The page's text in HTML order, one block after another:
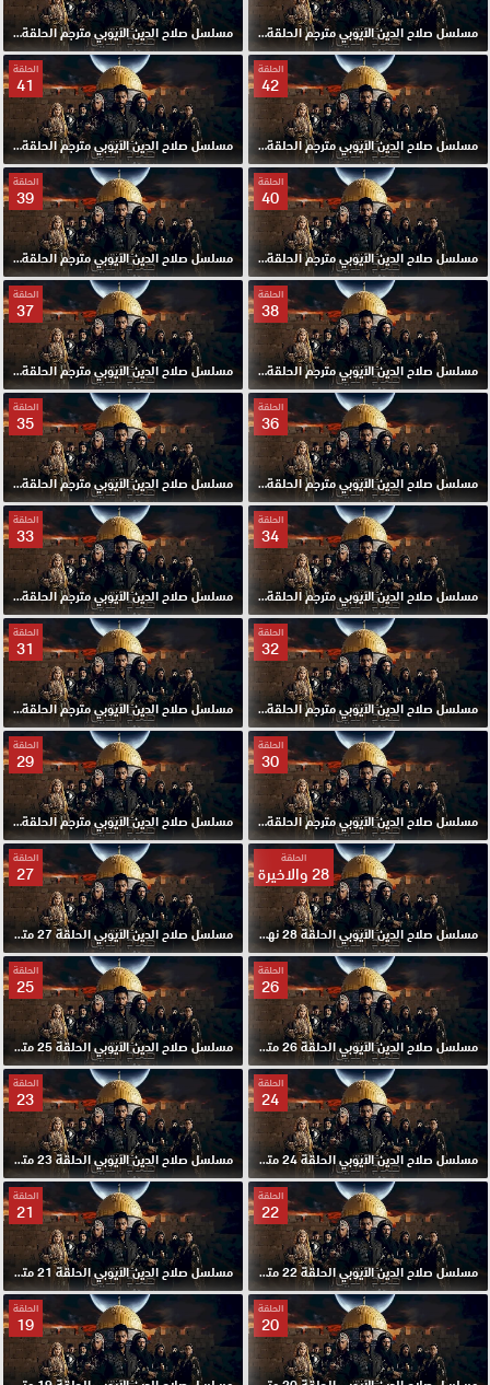
مسلسل صلاح الدين الايوبي مترجم الحلقة 44 HD مسلسل صلاح الدين الايوبي مترجم الحلقة 43 HD
الحلقة
42
مسلسل صلاح الدين الايوبي مترجم الحلقة 42 HD
الحلقة
41
مسلسل صلاح الدين الايوبي مترجم الحلقة 41 HD
الحلقة
40
مسلسل صلاح الدين الايوبي مترجم الحلقة 40 HD
الحلقة
39
مسلسل صلاح الدين الايوبي مترجم الحلقة 39 HD
الحلقة
38
مسلسل صلاح الدين الايوبي مترجم الحلقة 38 HD
الحلقة
37
مسلسل صلاح الدين الايوبي مترجم الحلقة 37 HD
الحلقة
36
مسلسل صلاح الدين الايوبي مترجم الحلقة 36 HD
الحلقة
35
مسلسل صلاح الدين الايوبي مترجم الحلقة 35 HD
الحلقة
34
مسلسل صلاح الدين الايوبي مترجم الحلقة 34 HD
الحلقة
33
مسلسل صلاح الدين الايوبي مترجم الحلقة 33 HD
الحلقة
32
مسلسل صلاح الدين الايوبي مترجم الحلقة 32 HD
الحلقة
31
مسلسل صلاح الدين الايوبي مترجم الحلقة 31 HD
الحلقة
30
مسلسل صلاح الدين الايوبي مترجم الحلقة 30 HD
الحلقة
29
مسلسل صلاح الدين الايوبي مترجم الحلقة 29 HD
الحلقة
28 والاخيرة
مسلسل صلاح الدين الايوبي الحلقة 28 نهاية موسم مترجم HD
الحلقة
27
مسلسل صلاح الدين الايوبي الحلقة 27 مترجم HD
الحلقة
26
مسلسل صلاح الدين الايوبي الحلقة 26 مترجم HD
الحلقة
25
مسلسل صلاح الدين الايوبي الحلقة 25 مترجم HD
الحلقة
24
مسلسل صلاح الدين الايوبي الحلقة 24 مترجم HD
الحلقة
23
مسلسل صلاح الدين الايوبي الحلقة 23 مترجم HD
الحلقة
22
مسلسل صلاح الدين الايوبي الحلقة 22 مترجم HD
الحلقة
21
مسلسل صلاح الدين الايوبي الحلقة 21 مترجم HD
الحلقة
20
الحلقة
19